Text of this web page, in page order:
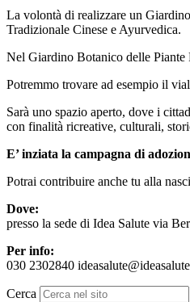
La volontà di realizzare un
Tradizionale Cinese e Ayurvedica.
Nel Giardino Botanico delle Piante
Potremmo trovare ad esempio il
Sarà uno spazio aperto, dove i
con finalità ricreative, culturali,
E’ inziata la campagna di
Potrai contribuire anche tu alla
Dove:
presso la sede di Idea Salute via
Per info:
030 2302840
Cerca